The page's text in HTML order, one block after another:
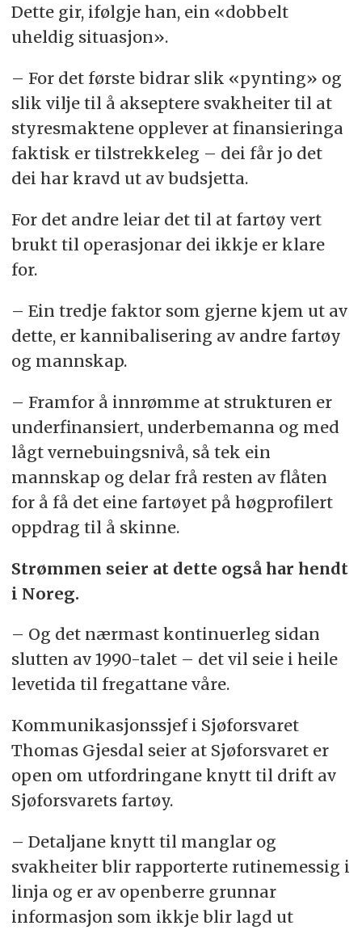
Dette gir, ifølgje han, ein «dobbelt
uheldig situasjon».
– For det første bidrar slik «pynting» og
slik vilje til å akseptere svakheiter til at
styresmaktene opplever at finansieringa
faktisk er tilstrekkeleg – dei får jo det
dei har kravd ut av budsjetta.
For det andre leiar det til at fartøy vert
brukt til operasjonar dei ikkje er klare
for.
– Ein tredje faktor som gjerne kjem ut av
dette, er kannibalisering av andre fartøy
og mannskap.
– Framfor å innrømme at strukturen er
underfinansiert, underbemanna og med
lågt vernebuingsnivå, så tek ein
mannskap og delar frå resten av flåten
for å få det eine fartøyet på høgprofilert
oppdrag til å skinne.
Strømmen seier at dette også har hendt
i Noreg.
– Og det nærmast kontinuerleg sidan
slutten av 1990-talet – det vil seie i heile
levetida til fregattane våre.
Kommunikasjonssjef i Sjøforsvaret
Thomas Gjesdal seier at Sjøforsvaret er
open om utfordringane knytt til drift av
Sjøforsvarets fartøy.
– Detaljane knytt til manglar og
svakheiter blir rapporterte rutinemessig i
linja og er av openberre grunnar
informasjon som ikkje blir lagd ut